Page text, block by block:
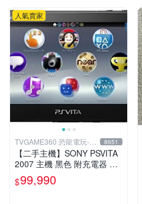
人氣賣家
TVGAME360 恐龍電玩-台
中店
8651
【二手主機】SONY PSVITA
2007 主機 黑色 附充電器 US
B傳輸線 PS VITA PSV【台中
恐龍電玩】
$99,990